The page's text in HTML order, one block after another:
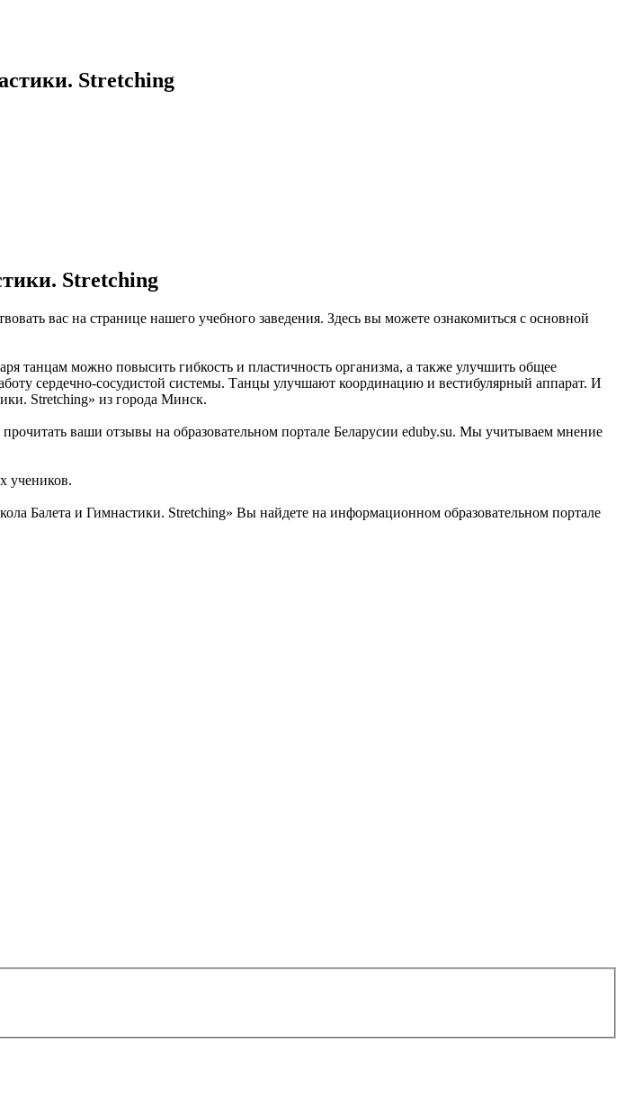
Stretching
Stretching
вас на странице нашего учебного заведения. Здесь вы можете ознакомиться с основной
танцам можно повысить гибкость и пластичность организма, а также улучшить общее
сердечно-сосудистой системы. Танцы улучшают координацию и вестибулярный аппарат. И
Stretching» из города Минск.
ваши отзывы на образовательном портале Беларусии eduby.su. Мы учитываем мнение
учеников.
Балета и Гимнастики. Stretching» Вы найдете на информационном образовательном портале